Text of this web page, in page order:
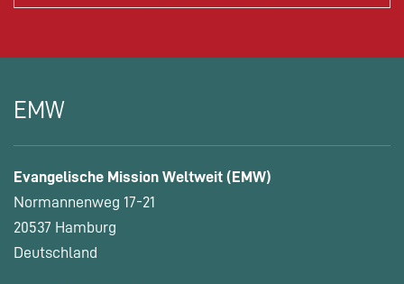
EMW
Evangelische Mission Weltweit (EMW)
Normannenweg 17-21
20537 Hamburg
Deutschland